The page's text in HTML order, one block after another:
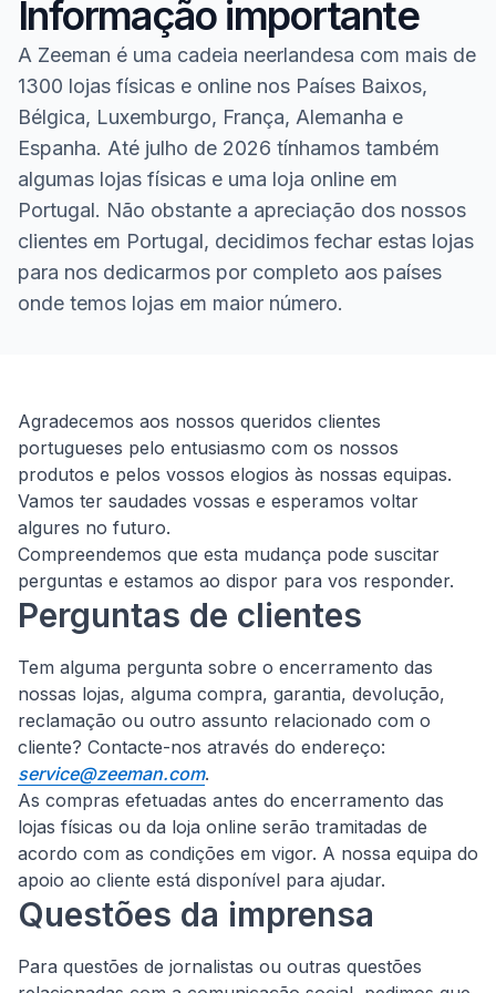
Informação importante
A Zeeman é uma cadeia neerlandesa com mais de
1300 lojas físicas e online nos Países Baixos,
Bélgica, Luxemburgo, França, Alemanha e
Espanha. Até julho de 2026 tínhamos também
algumas lojas físicas e uma loja online em
Portugal. Não obstante a apreciação dos nossos
clientes em Portugal, decidimos fechar estas lojas
para nos dedicarmos por completo aos países
onde temos lojas em maior número.
Homepage
Agradecemos aos nossos queridos clientes
portugueses pelo entusiasmo com os nossos
produtos e pelos vossos elogios às nossas equipas.
Vamos ter saudades vossas e esperamos voltar
algures no futuro.
Compreendemos que esta mudança pode suscitar
perguntas e estamos ao dispor para vos responder.
Perguntas de clientes
Tem alguma pergunta sobre o encerramento das
nossas lojas, alguma compra, garantia, devolução,
reclamação ou outro assunto relacionado com o
cliente? Contacte-nos através do endereço:
service@zeeman.com.
As compras efetuadas antes do encerramento das
lojas físicas ou da loja online serão tramitadas de
acordo com as condições em vigor. A nossa equipa do
apoio ao cliente está disponível para ajudar.
Questões da imprensa
Para questões de jornalistas ou outras questões